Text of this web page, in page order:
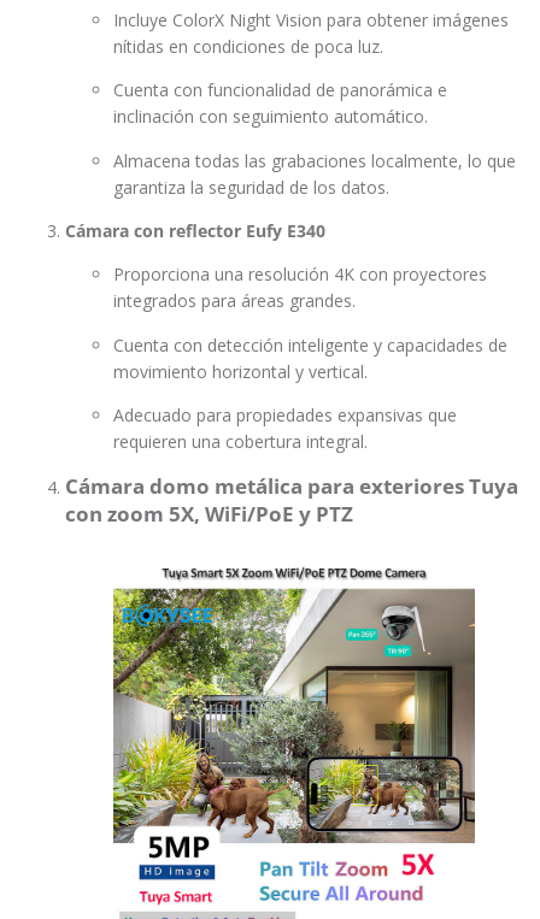
Incluye ColorX Night Vision para obtener imágenes
nítidas en condiciones de poca luz.
Cuenta con funcionalidad de panorámica e
inclinación con seguimiento automático.
Almacena todas las grabaciones localmente, lo que
garantiza la seguridad de los datos.
Cámara con reflector Eufy E340
Proporciona una resolución 4K con proyectores
integrados para áreas grandes.
Cuenta con detección inteligente y capacidades de
movimiento horizontal y vertical.
Adecuado para propiedades expansivas que
requieren una cobertura integral.
Cámara domo metálica para exteriores Tuya
con zoom 5X, WiFi/PoE y PTZ